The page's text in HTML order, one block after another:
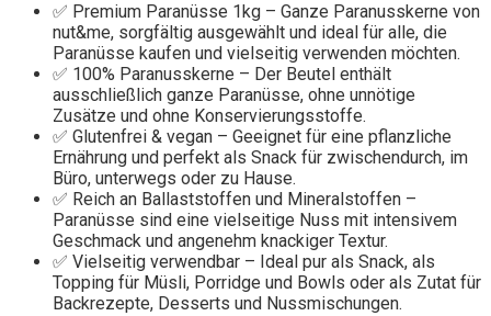
✅ Premium Paranüsse 1kg – Ganze Paranusskerne von
nut&me, sorgfältig ausgewählt und ideal für alle, die
Paranüsse kaufen und vielseitig verwenden möchten.
✅ 100% Paranusskerne – Der Beutel enthält
ausschließlich ganze Paranüsse, ohne unnötige
Zusätze und ohne Konservierungsstoffe.
✅ Glutenfrei & vegan – Geeignet für eine pflanzliche
Ernährung und perfekt als Snack für zwischendurch, im
Büro, unterwegs oder zu Hause.
✅ Reich an Ballaststoffen und Mineralstoffen –
Paranüsse sind eine vielseitige Nuss mit intensivem
Geschmack und angenehm knackiger Textur.
✅ Vielseitig verwendbar – Ideal pur als Snack, als
Topping für Müsli, Porridge und Bowls oder als Zutat für
Backrezepte, Desserts und Nussmischungen.